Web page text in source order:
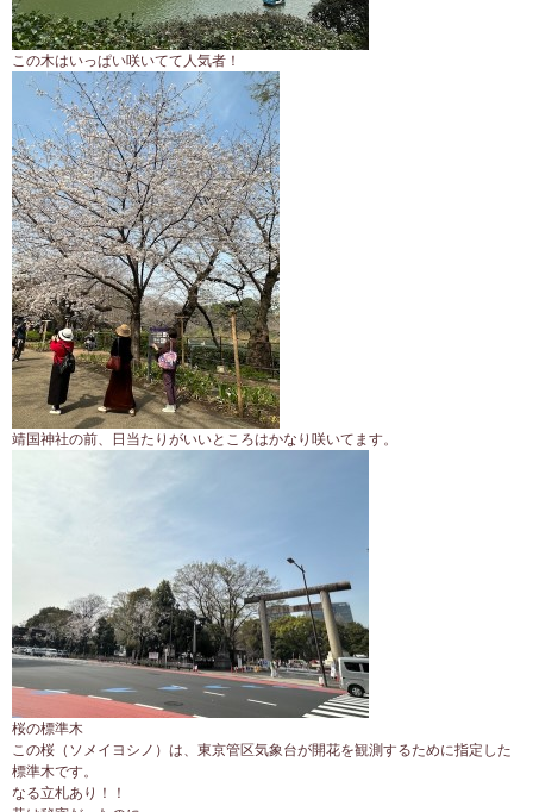
この木はいっぱい咲いてて人気者！
靖国神社の前、日当たりがいいところはかなり咲いてます。
桜の標準木
この桜（ソメイヨシノ）は、東京管区気象台が開花を観測するために指定した
標準木です。
なる立札あり！！